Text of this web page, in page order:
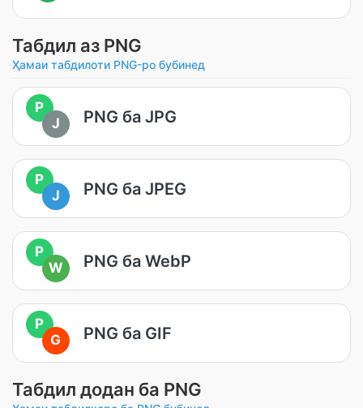
Табдил аз PNG
Ҳамаи табдилоти PNG-ро бубинед
P
J
PNG ба JPG
P
J
PNG ба JPEG
P
W
PNG ба WebP
P
G
PNG ба GIF
Табдил додан ба PNG